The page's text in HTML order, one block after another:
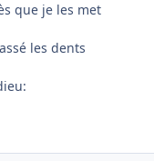
que je les met
les dents